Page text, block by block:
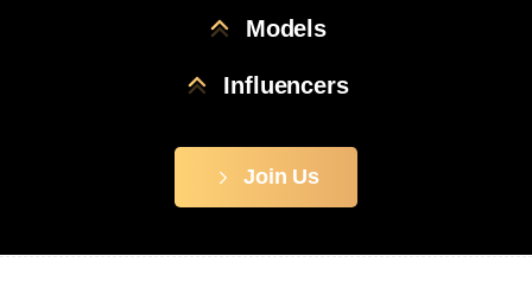
Models
Influencers
Join Us